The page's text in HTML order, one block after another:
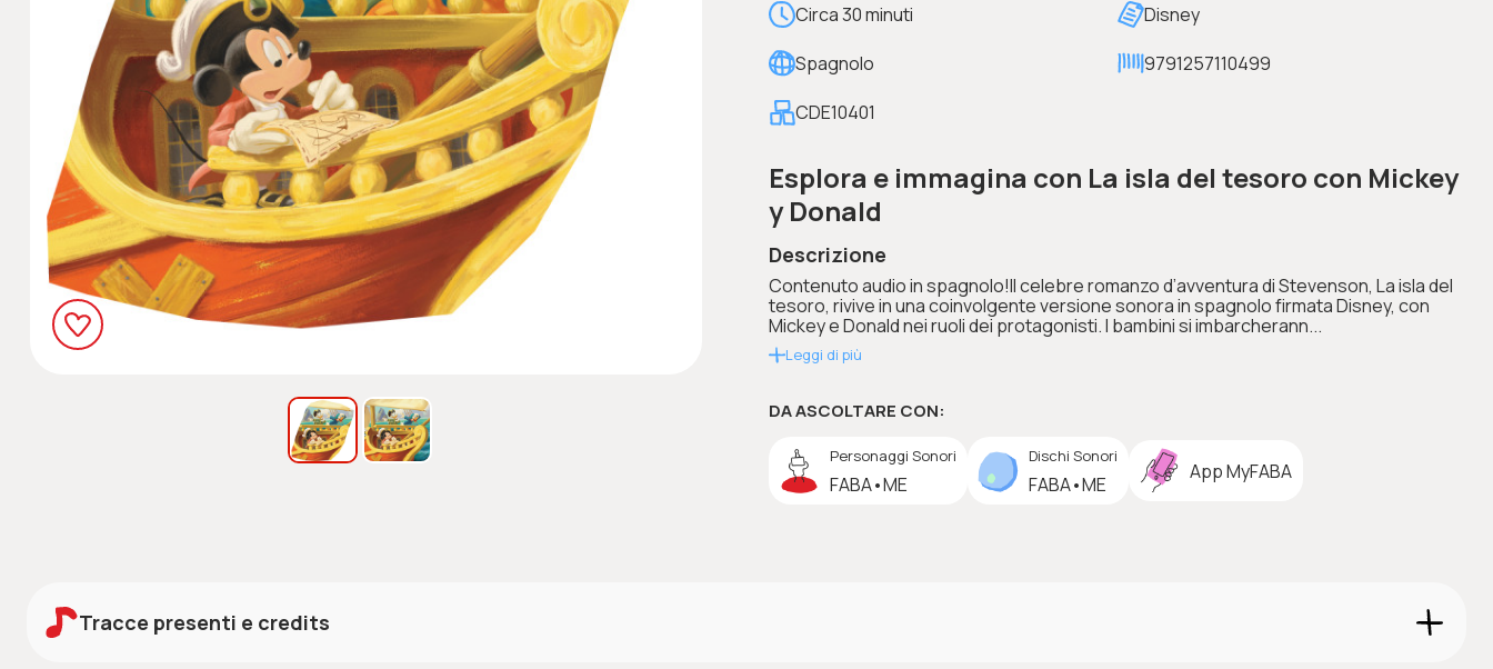
Circa 30 minuti
Disney
Spagnolo
9791257110499
CDE10401
Esplora e immagina con La isla del tesoro con Mickey
y Donald
Descrizione
Contenuto audio in spagnolo!Il celebre romanzo d’avventura di Stevenson, La isla del
tesoro, rivive in una coinvolgente versione sonora in spagnolo firmata Disney, con
Mickey e Donald nei ruoli dei protagonisti. I bambini si imbarcherann...
Leggi di più
DA ASCOLTARE CON:
Personaggi Sonori
FABA•ME
Dischi Sonori
FABA•ME
App MyFABA
Tracce presenti e credits